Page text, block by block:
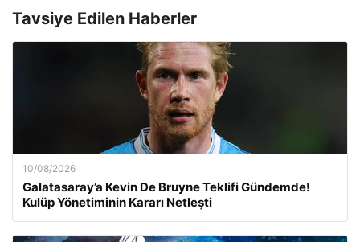
Tavsiye Edilen Haberler
10/08/2026
Galatasaray’a Kevin De Bruyne Teklifi Gündemde!
Kulüp Yönetiminin Kararı Netleşti